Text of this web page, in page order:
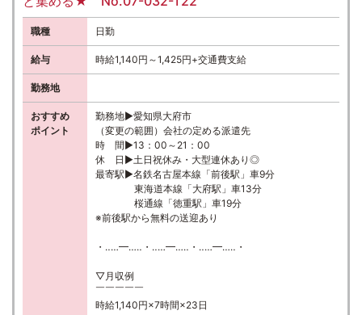
職種 日勤
給与 時給1,140円～1,425円+交通費支給
勤務地
おすすめ
ポイント
勤務地▶愛知県大府市
（変更の範囲）会社の定める派遣先
時 間▶13：00～21：00
休 日▶土日祝休み・大型連休あり◎
最寄駅▶名鉄名古屋本線「前後駅」車9分
東海道本線「大府駅」車13分
桜通線「徳重駅」車19分
※前後駅から無料の送迎あり
・‥…━…‥・‥…━…‥・‥…━…‥・
▽月収例
￣￣￣￣￣
時給1,140円×7時間×23日